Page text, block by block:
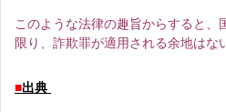
このような法律の趣旨からすると、
限り、詐欺罪が適用される余地はな
■出典